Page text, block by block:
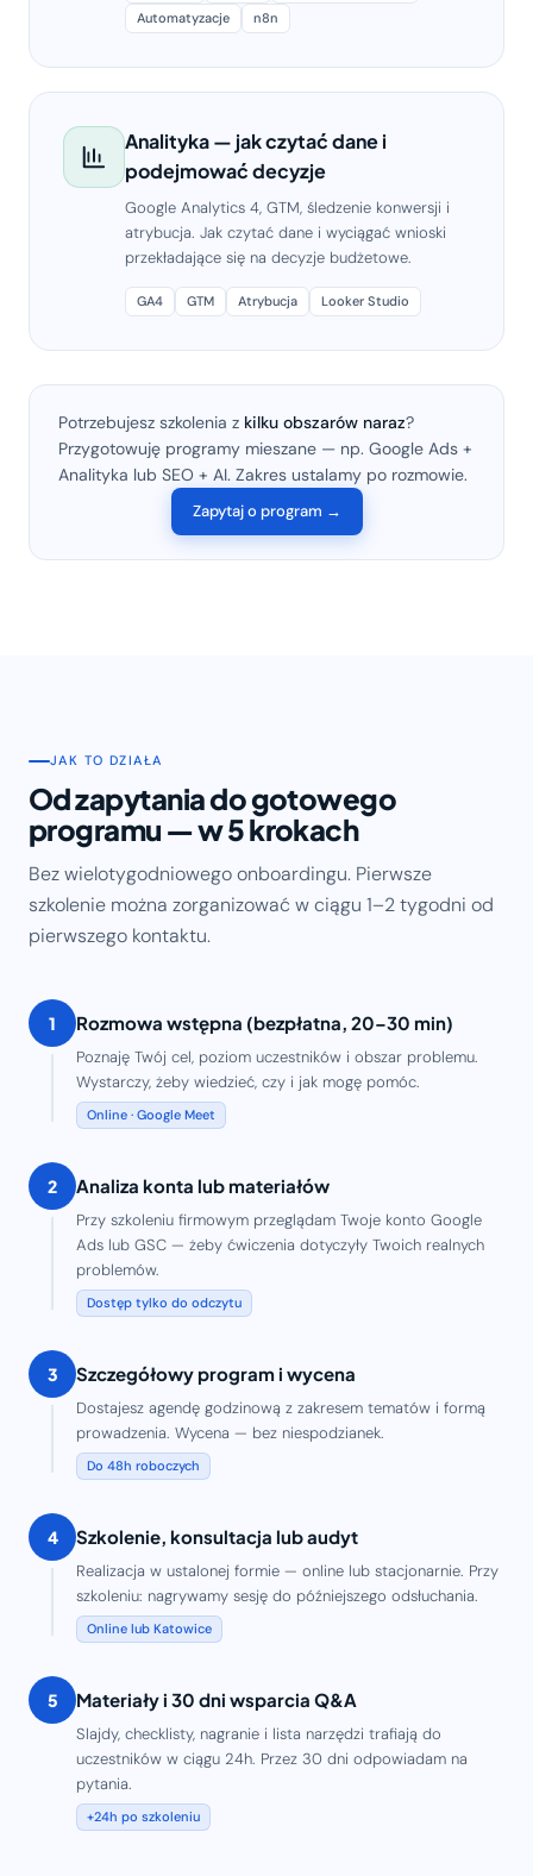
Automatyzacje n8n
Analityka — jak czytać dane i
podejmować decyzje
Google Analytics 4, GTM, śledzenie konwersji i
atrybucja. Jak czytać dane i wyciągać wnioski
przekładające się na decyzje budżetowe.
GA4 GTM Atrybucja Looker Studio
Potrzebujesz szkolenia z kilku obszarów naraz?
Przygotowuję programy mieszane — np. Google Ads +
Analityka lub SEO + AI. Zakres ustalamy po rozmowie.
Zapytaj o program →
JAK TO DZIAŁA
Od zapytania do gotowego
programu — w 5 krokach
Bez wielotygodniowego onboardingu. Pierwsze
szkolenie można zorganizować w ciągu 1–2 tygodni od
pierwszego kontaktu.
1 Rozmowa wstępna (bezpłatna, 20–30 min)
Poznaję Twój cel, poziom uczestników i obszar problemu.
Wystarczy, żeby wiedzieć, czy i jak mogę pomóc.
Online · Google Meet
2 Analiza konta lub materiałów
Przy szkoleniu firmowym przeglądam Twoje konto Google
Ads lub GSC — żeby ćwiczenia dotyczyły Twoich realnych
problemów.
Dostęp tylko do odczytu
3 Szczegółowy program i wycena
Dostajesz agendę godzinową z zakresem tematów i formą
prowadzenia. Wycena — bez niespodzianek.
Do 48h roboczych
4 Szkolenie, konsultacja lub audyt
Realizacja w ustalonej formie — online lub stacjonarnie. Przy
szkoleniu: nagrywamy sesję do późniejszego odsłuchania.
Online lub Katowice
5 Materiały i 30 dni wsparcia Q&A
Slajdy, checklisty, nagranie i lista narzędzi trafiają do
uczestników w ciągu 24h. Przez 30 dni odpowiadam na
pytania.
+24h po szkoleniu